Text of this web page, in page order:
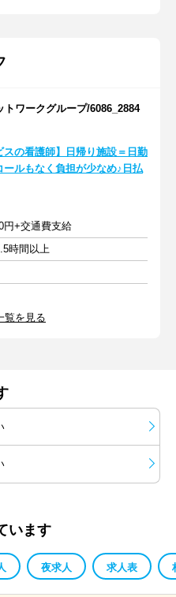
ワークグループ/6086_2884
スの看護師】日帰り施設＝日勤
ールもなく負担が少なめ♪日払
円+交通費支給
時間以上
覧を見る
います
夜求人 求人表